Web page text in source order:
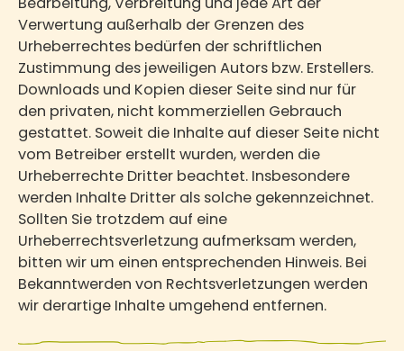
Verwertung außerhalb der Grenzen des
Urheberrechtes bedürfen der schriftlichen
Zustimmung des jeweiligen Autors bzw. Erstellers.
Downloads und Kopien dieser Seite sind nur für
den privaten, nicht kommerziellen Gebrauch
gestattet. Soweit die Inhalte auf dieser Seite nicht
vom Betreiber erstellt wurden, werden die
Urheberrechte Dritter beachtet. Insbesondere
werden Inhalte Dritter als solche gekennzeichnet.
Sollten Sie trotzdem auf eine
Urheberrechtsverletzung aufmerksam werden,
bitten wir um einen entsprechenden Hinweis. Bei
Bekanntwerden von Rechtsverletzungen werden
wir derartige Inhalte umgehend entfernen.